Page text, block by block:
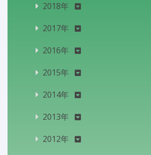
2018年
2017年
2016年
2015年
2014年
2013年
2012年